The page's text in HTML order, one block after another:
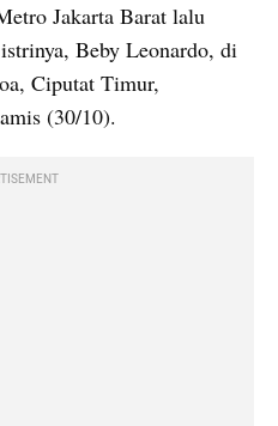
Jakarta Barat lalu
Beby Leonardo, di
Ciputat Timur,
(30/10).